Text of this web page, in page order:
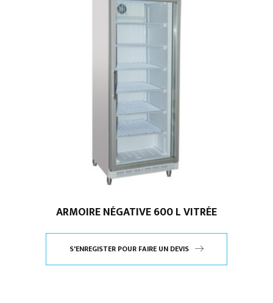
ARMOIRE NÉGATIVE 600 L VITRÉE
S'ENREGISTER POUR FAIRE UN DEVIS